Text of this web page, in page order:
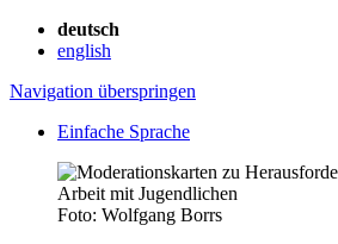
deutsch
english
Navigation überspringen
Einfache Sprache
Foto: Wolfgang Borrs